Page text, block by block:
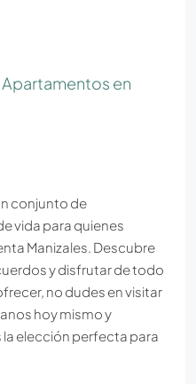
en
conjunto de
vida para quienes
Manizales. Descubre
y disfrutar de todo
no dudes en visitar
hoy mismo y
elección perfecta para